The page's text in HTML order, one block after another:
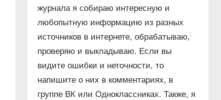
журнала я собираю интересную и
любопытную информацию из разных
источников в интернете, обрабатываю,
проверяю и выкладываю. Если вы
видите ошибки и неточности, то
напишите о них в комментариях, в
группе ВК или Одноклассниках. Также, я